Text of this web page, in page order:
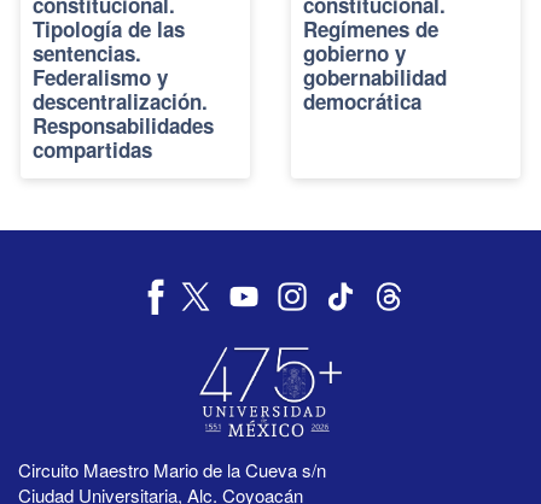
Tipología de las
sentencias.
Federalismo y
descentralización.
Responsabilidades
compartidas
Regímenes de
gobierno y
gobernabilidad
democrática
Circuito Maestro Mario de la Cueva s/n
Ciudad Universitaria, Alc. Coyoacán